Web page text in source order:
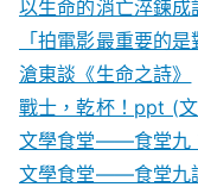
以生命的消亡淬鍊成
「拍電影最重要的
滄東談《生命之詩》
戰士，乾杯！ppt (
文學食堂——食堂九
文學食堂――食堂九